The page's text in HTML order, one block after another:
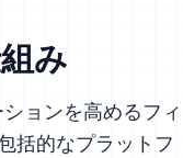
み
ョンを高めるフィ
括的なプラットフ